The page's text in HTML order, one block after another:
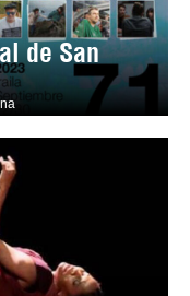
de San